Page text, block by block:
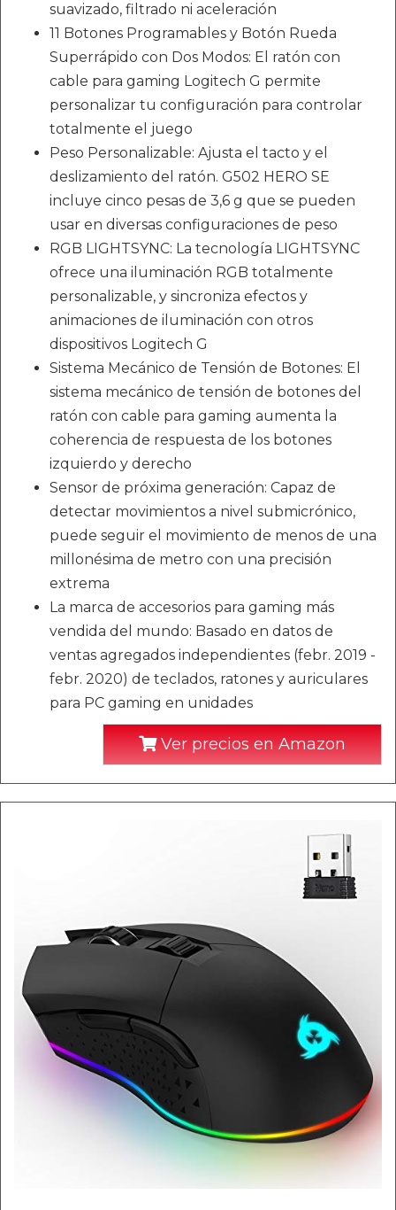
suavizado, filtrado ni aceleración
11 Botones Programables y Botón Rueda
Superrápido con Dos Modos: El ratón con
cable para gaming Logitech G permite
personalizar tu configuración para controlar
totalmente el juego
Peso Personalizable: Ajusta el tacto y el
deslizamiento del ratón. G502 HERO SE
incluye cinco pesas de 3,6 g que se pueden
usar en diversas configuraciones de peso
RGB LIGHTSYNC: La tecnología LIGHTSYNC
ofrece una iluminación RGB totalmente
personalizable, y sincroniza efectos y
animaciones de iluminación con otros
dispositivos Logitech G
Sistema Mecánico de Tensión de Botones: El
sistema mecánico de tensión de botones del
ratón con cable para gaming aumenta la
coherencia de respuesta de los botones
izquierdo y derecho
Sensor de próxima generación: Capaz de
detectar movimientos a nivel submicrónico,
puede seguir el movimiento de menos de una
millonésima de metro con una precisión
extrema
La marca de accesorios para gaming más
vendida del mundo: Basado en datos de
ventas agregados independientes (febr. 2019 -
febr. 2020) de teclados, ratones y auriculares
para PC gaming en unidades
Ver precios en Amazon